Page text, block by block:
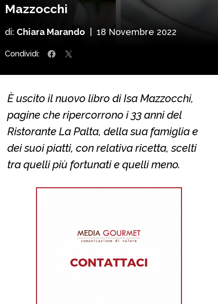
Mazzocchi
di: Chiara Marando 18 Novembre 2022
Condividi:
È uscito il nuovo libro di Isa Mazzocchi,
pagine che ripercorrono i 33 anni del
Ristorante La Palta, della sua famiglia e
dei suoi piatti, con relativa ricetta, scelti
tra quelli più fortunati e quelli meno.